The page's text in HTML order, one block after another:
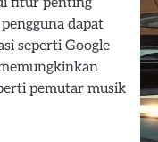
dapat
seperti Google
pemutar musik